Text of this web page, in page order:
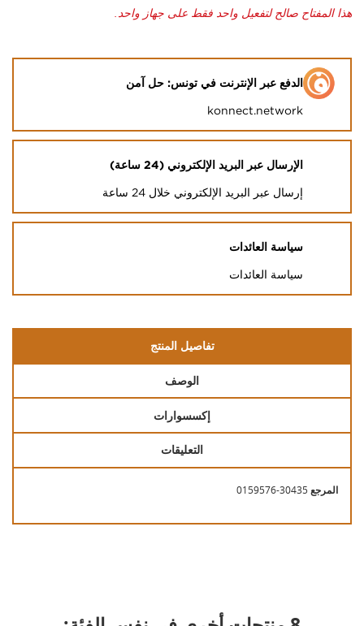
هذا المفتاح صالح لتفعيل واحد فقط على جهاز واحد.
الدفع عبر الإنترنت في تونس: حل آمن
konnect.network
الإرسال عبر البريد الإلكتروني (24 ساعة)
إرسال عبر البريد الإلكتروني خلال 24 ساعة
سياسة العائدات
سياسة العائدات
تفاصيل المنتج
الوصف
إكسسوارات
التعليقات
المرجع 0159576-30435